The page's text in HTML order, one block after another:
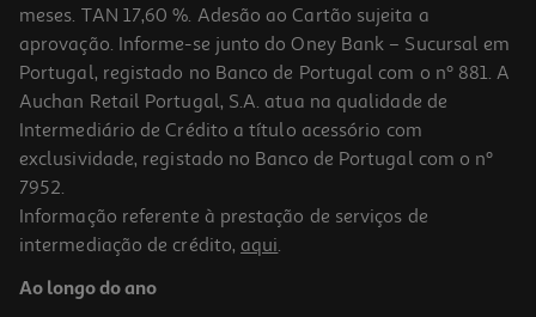
meses. TAN 17,60 %. Adesão ao Cartão sujeita a
aprovação. Informe-se junto do Oney Bank – Sucursal em
Portugal, registado no Banco de Portugal com o nº 881. A
Auchan Retail Portugal, S.A. atua na qualidade de
Intermediário de Crédito a título acessório com
exclusividade, registado no Banco de Portugal com o nº
7952.
Informação referente à prestação de serviços de
intermediação de crédito, aqui.
Ao longo do ano